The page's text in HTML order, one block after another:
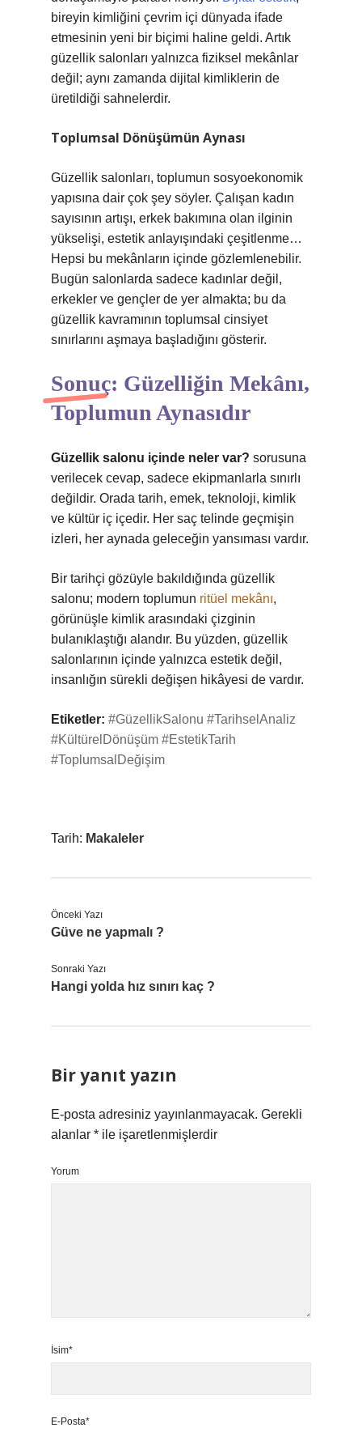
bireyin kimliğini çevrim içi dünyada ifade
etmesinin yeni bir biçimi haline geldi. Artık
güzellik salonları yalnızca fiziksel mekânlar
değil; aynı zamanda dijital kimliklerin de
üretildiği sahnelerdir.
Toplumsal Dönüşümün Aynası
Güzellik salonları, toplumun sosyoekonomik
yapısına dair çok şey söyler. Çalışan kadın
sayısının artışı, erkek bakımına olan ilginin
yükselişi, estetik anlayışındaki çeşitlenme…
Hepsi bu mekânların içinde gözlemlenebilir.
Bugün salonlarda sadece kadınlar değil,
erkekler ve gençler de yer almakta; bu da
güzellik kavramının toplumsal cinsiyet
sınırlarını aşmaya başladığını gösterir.
Sonuç: Güzelliğin Mekânı,
Toplumun Aynasıdır
Güzellik salonu içinde neler var? sorusuna
verilecek cevap, sadece ekipmanlarla sınırlı
değildir. Orada tarih, emek, teknoloji, kimlik
ve kültür iç içedir. Her saç telinde geçmişin
izleri, her aynada geleceğin yansıması vardır.
Bir tarihçi gözüyle bakıldığında güzellik
salonu; modern toplumun ritüel mekânı,
görünüşle kimlik arasındaki çizginin
bulanıklaştığı alandır. Bu yüzden, güzellik
salonlarının içinde yalnızca estetik değil,
insanlığın sürekli değişen hikâyesi de vardır.
Etiketler: #GüzellikSalonu #TarihselAnaliz
#KültürelDönüşüm #EstetikTarih
#ToplumsalDeğişim
Tarih: Makaleler
Önceki Yazı
Güve ne yapmalı ?
Sonraki Yazı
Hangi yolda hız sınırı kaç ?
Bir yanıt yazın
E-posta adresiniz yayınlanmayacak. Gerekli
alanlar * ile işaretlenmişlerdir
Yorum
İsim*
E-Posta*